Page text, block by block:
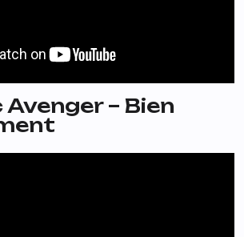
Avenger – Bien